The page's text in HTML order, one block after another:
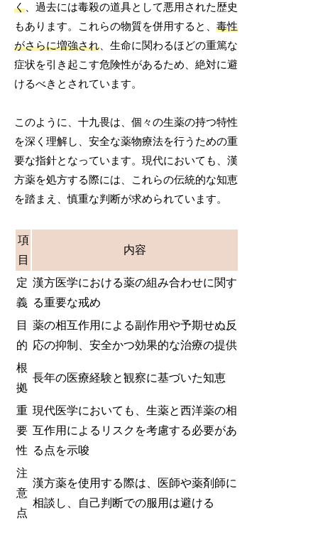
く 、過去には毒殺の道具として悪用された歴史
もあります。これらの物質を併用すると、毒性
がさらに増強され 、生命に関わるほどの重篤な
症状を引き起こす危険性があるため、絶対に避
けるべきとされています。
このように、十九畏は、個々の生薬の持つ特性
を深く理解し、安全な薬物療法を行うための重
要な指針となっています。現代においても、漢
方薬を処方する際には、これらの伝統的な知恵
を踏まえ、慎重な判断が求められています。
項
目
内容
定
義
漢方医学における薬の組み合わせに関す
る重要な戒め
目
的
薬の相互作用による副作用や予期せぬ反
応の抑制、安全かつ効果的な治療の提供
根
拠
長年の医療経験と観察に基づいた知恵
重
要
性
現代医学においても、生薬と西洋薬の相
互作用によるリスクを考慮する必要があ
る点を示唆
注
意
点
漢方薬を使用する際は、医師や薬剤師に
相談し、自己判断での服用は避ける